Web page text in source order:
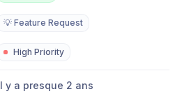
💡 Feature Request
High Priority
Il y a presque 2 ans